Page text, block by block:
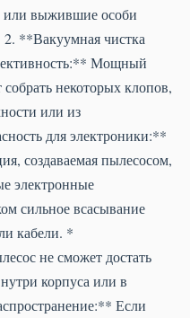
или выжившие особи
2. **Вакуумная чистка
Мощный
некоторых клопов,
или из
для электроники:**
создаваемая пылесосом,
электронные
сильное всасывание
кабели. *
не сможет достать
корпуса или в
Если